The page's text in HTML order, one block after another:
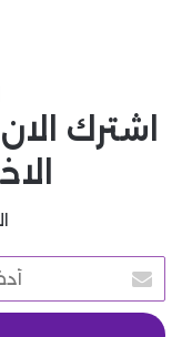
اشترك
أدخل
بريدك
الإلكتروني